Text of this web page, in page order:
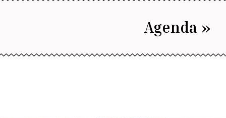
Agenda »